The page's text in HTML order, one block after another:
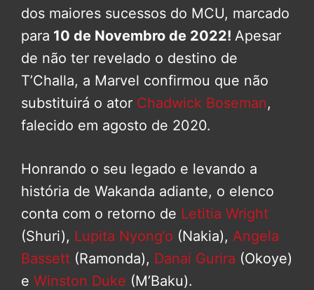
dos maiores sucessos do MCU, marcado
para 10 de Novembro de 2022! Apesar
de não ter revelado o destino de
T’Challa, a Marvel confirmou que não
substituirá o ator Chadwick Boseman,
falecido em agosto de 2020.
Honrando o seu legado e levando a
história de Wakanda adiante, o elenco
conta com o retorno de Letitia Wright
(Shuri), Lupita Nyong’o (Nakia), Angela
Bassett (Ramonda), Danai Gurira (Okoye)
e Winston Duke (M’Baku).